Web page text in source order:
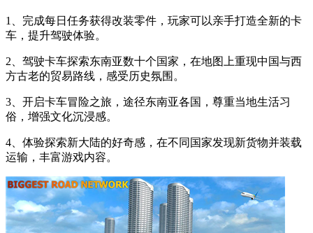
1、完成每日任务获得改装零件，玩家可以亲手打造全新的卡
车，提升驾驶体验。
2、驾驶卡车探索东南亚数十个国家，在地图上重现中国与西
方古老的贸易路线，感受历史氛围。
3、开启卡车冒险之旅，途径东南亚各国，尊重当地生活习
俗，增强文化沉浸感。
4、体验探索新大陆的好奇感，在不同国家发现新货物并装载
运输，丰富游戏内容。